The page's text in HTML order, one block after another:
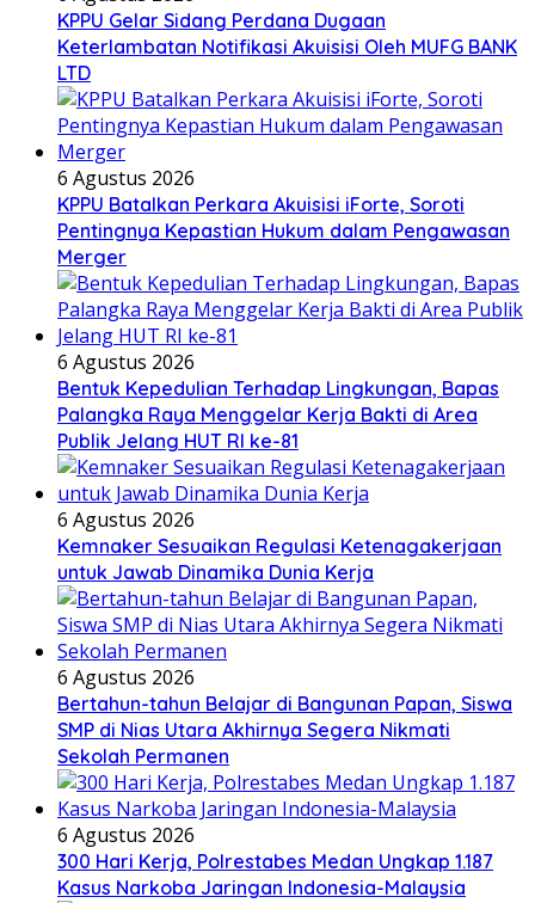
KPPU Gelar Sidang Perdana Dugaan
Keterlambatan Notifikasi Akuisisi Oleh MUFG BANK
LTD
6 Agustus 2026
KPPU Batalkan Perkara Akuisisi iForte, Soroti
Pentingnya Kepastian Hukum dalam Pengawasan
Merger
6 Agustus 2026
Bentuk Kepedulian Terhadap Lingkungan, Bapas
Palangka Raya Menggelar Kerja Bakti di Area
Publik Jelang HUT RI ke-81
6 Agustus 2026
Kemnaker Sesuaikan Regulasi Ketenagakerjaan
untuk Jawab Dinamika Dunia Kerja
6 Agustus 2026
Bertahun-tahun Belajar di Bangunan Papan, Siswa
SMP di Nias Utara Akhirnya Segera Nikmati
Sekolah Permanen
6 Agustus 2026
300 Hari Kerja, Polrestabes Medan Ungkap 1.187
Kasus Narkoba Jaringan Indonesia-Malaysia